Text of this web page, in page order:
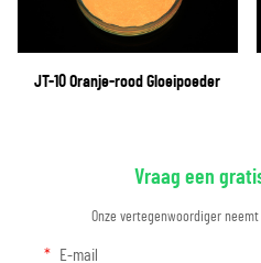
JT-10 Oranje-rood Gloeipoeder
Vraag een
Onze vertegenwoordiger
E-mail